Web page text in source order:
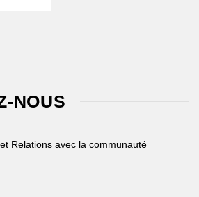
NOUS
Relations avec la communauté